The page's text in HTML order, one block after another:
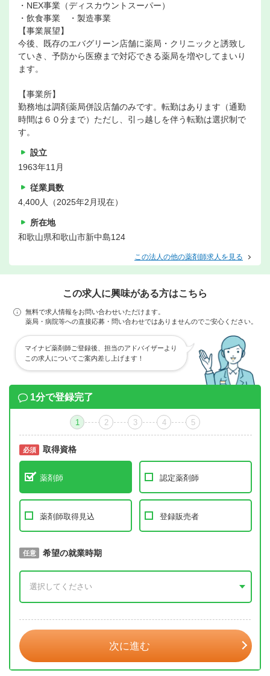
・NEX事業（ディスカウントスーパー）
・飲食事業 ・製造事業
【事業展望】
今後、既存のエバグリーン店舗に薬局・クリニックと誘致し
ていき、予防から医療まで対応できる薬局を増やしてまいり
ます。
【事業所】
勤務地は調剤薬局併設店舗のみです。転勤はあります（通勤
時間は６０分まで）ただし、引っ越しを伴う転勤は選択制で
す。
設立
1963年11月
従業員数
4,400人（2025年2月現在）
所在地
和歌山県和歌山市新中島124
この法人の他の薬剤師求人を見る
この求人に興味がある方はこちら
無料で求人情報をお問い合わせいただけます。
薬局・病院等への直接応募・問い合わせではありませんのでご安心ください。
マイナビ薬剤師ご登録後、担当のアドバイザーより
この求人についてご案内差し上げます！
1分で登録完了
1 2 3 4 5
必須 取得資格
薬剤師 認定薬剤師
薬剤師取得見込 登録販売者
必須 取得予定年
任意 希望の就業時期
次に進む